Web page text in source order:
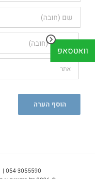
054-3055590 |
וואטסאפ